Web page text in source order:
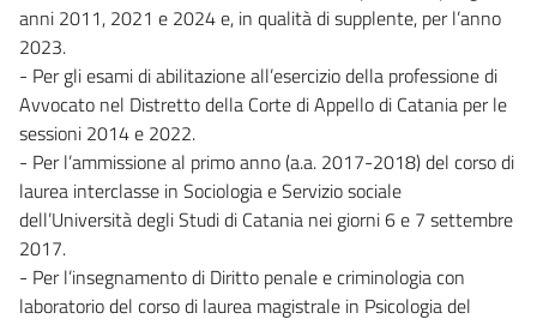
anni 2011, 2021 e 2024 e, in qualità di supplente, per l’anno
2023.
- Per gli esami di abilitazione all’esercizio della professione di
Avvocato nel Distretto della Corte di Appello di Catania per le
sessioni 2014 e 2022.
- Per l’ammissione al primo anno (a.a. 2017-2018) del corso di
laurea interclasse in Sociologia e Servizio sociale
dell’Università degli Studi di Catania nei giorni 6 e 7 settembre
2017.
- Per l’insegnamento di Diritto penale e criminologia con
laboratorio del corso di laurea magistrale in Psicologia del